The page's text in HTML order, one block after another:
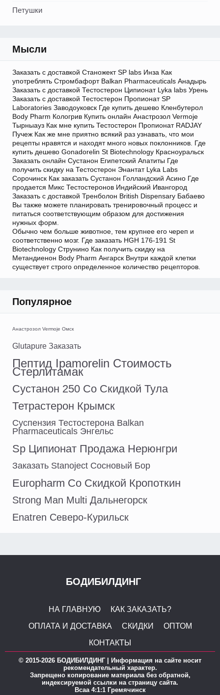
Петушки
Мысли
Заказать с доставкой Станожект SP labs Инза Как
употреблять Стромбафорт Balkan Pharmaceuticals Анадырь
Заказать с доставкой Тестостерон Ципионат Lyka labs Урень
Заказать с доставкой Тестостерон Пропионат SP
Laboratories Заводоуковск Где купить дешево Кленбутерол
Body Pharm Кологрив Купить онлайн Анастрозол Vermoje
Тырныауз Как мне купить Тестостерон Пропионат RADJAY
Пучеж Как же мне приятно всякий раз узнавать, что мои
рецепты нравятся и находят много новых поклонников. Где
купить дешево Gonadorelin St Biotechnology Красноуральск
Заказать онлайн Сустанон Египетский Апатиты Где
получить скидку на Тестостерон Энантат Lyka Labs
Сорочинск Как заказать Сустанон Голландский Асино Где
продается Микс Тестостеронов Индийский Ивангород
Заказать с доставкой Тренболон British Dispensary Бабаево
Вы также можете планировать тренировочный процесс и
питаться соответствующим образом для достижения
нужных форм.
Обычно чем больше животное, тем крупнее его череп и
соответственно мозг. Где заказать HGH 176-191 St
Biotechnology Струнино Как получить скидку на
Метандиенон Body Pharm Ангарск Внутри каждой клетки
существует строго определенное количество рецепторов.
Популярное
Анастрозол Vermoje Омск
Glutapure Заказать
Пептид Ipamorelin Стоимость
Стерлитамак
Сустанон 250 Со Скидкой Тула
Тетрастерон Крымск
Суспензия Тестостерона Balkan
Pharmaceuticals Энгельс
Sp Ципионат Продажа Нерюнгри
Заказать Stanoject Сосновый Бор
Europharm Со Скидкой Кропоткин
Strong Man Multi Дальнегорск
Enatren Северо-Курильск
БОДИБИЛДИНГ
НА ГЛАВНУЮ
КАК ЗАКАЗАТЬ?
ОПЛАТА И ДОСТАВКА
СКИДКИ
ОПТОМ
КОНТАКТЫ
© 2015-2026 БОДИБИЛДИНГ | Информация на сайте носит
рекомендательный характер.
Запрещено копирование материала без обратной,
индексируемой ссылки на страницу сайта.
Bcaa 4:1:1 Гремячинск